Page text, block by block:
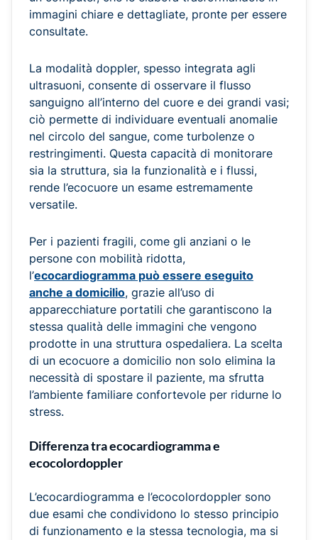
immagini chiare e dettagliate, pronte per essere
consultate.
La modalità doppler, spesso integrata agli
ultrasuoni, consente di osservare il flusso
sanguigno all’interno del cuore e dei grandi vasi;
ciò permette di individuare eventuali anomalie
nel circolo del sangue, come turbolenze o
restringimenti. Questa capacità di monitorare
sia la struttura, sia la funzionalità e i flussi,
rende l’ecocuore un esame estremamente
versatile.
Per i pazienti fragili, come gli anziani o le
persone con mobilità ridotta,
l’ecocardiogramma può essere eseguito
anche a domicilio, grazie all’uso di
apparecchiature portatili che garantiscono la
stessa qualità delle immagini che vengono
prodotte in una struttura ospedaliera. La scelta
di un ecocuore a domicilio non solo elimina la
necessità di spostare il paziente, ma sfrutta
l’ambiente familiare confortevole per ridurne lo
stress.
Differenza tra ecocardiogramma e
ecocolordoppler
L’ecocardiogramma e l’ecocolordoppler sono
due esami che condividono lo stesso principio
di funzionamento e la stessa tecnologia, ma si